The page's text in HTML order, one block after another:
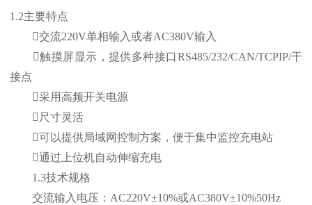
1.2主要特点
交流220V单相输入或者AC380V输入
触摸屏显示，提供多种接口RS485/232/CAN/TCPIP/干
接点
采用高频开关电源
尺寸灵活
可以提供局域网控制方案，便于集中监控充电站
通过上位机自动伸缩充电
1.3技术规格
交流输入电压：AC220V±10%或AC380V±10%50Hz